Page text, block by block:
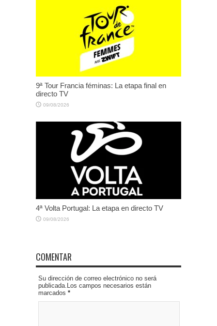
9ª Tour Francia féminas: La etapa final en
directo TV
09/08/2026
4ª Volta Portugal: La etapa en directo TV
09/08/2026
COMENTAR
Su dirección de correo electrónico no será
publicada.Los campos necesarios están
marcados *